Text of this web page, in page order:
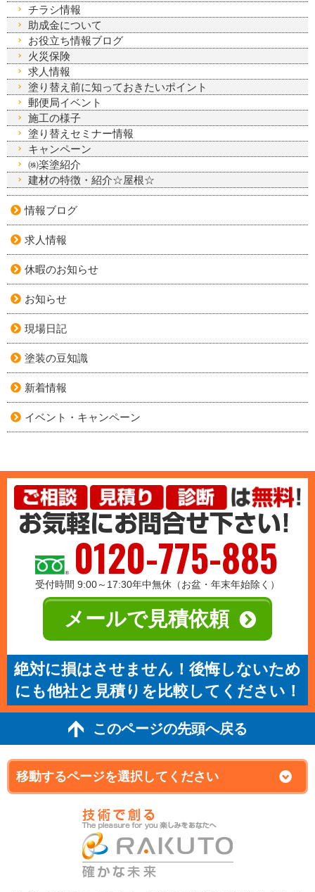
チラシ情報
助成金について
お役立ち情報ブログ
火災保険
求人情報
塗り替え前に知っておきたいポイント
郵便局イベント
施工の様子
塗り替えセミナー情報
キャンペーン
㈱楽塗紹介
建材の特徴・紹介☆屋根☆
情報ブログ
求人情報
休暇のお知らせ
お知らせ
現場日記
塗装の豆知識
新着情報
イベント・キャンペーン
0120-775-885
受付時間 9:00～17:30年中無休（お盆・年末年始除く）
メールで見積依頼
絶対に損はさせません！後悔しないため
にも他社と見積りを比較してください！
このページの先頭へ戻る